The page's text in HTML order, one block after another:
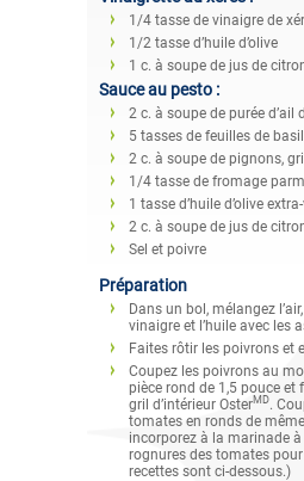
1/4 tasse de vinaigre de
1/2 tasse d’huile d’olive
1 c. à soupe de jus de
Sauce au pesto :
2 c. à soupe de purée d’ail
5 tasses de feuilles de
2 c. à soupe de pignons,
1/4 tasse de fromage
1 tasse d’huile d’olive
2 c. à soupe de jus de
Sel et poivre
Préparation
Dans un bol, mélangez
vinaigre et l’huile avec les
Faites rôtir les poivrons et
Coupez les poivrons au
pièce rond de 1,5 pouce et
gril d’intérieur OsterMD.
tomates en ronds de
incorporez à la marinade à
rognures des tomates
recettes sont ci-dessous.)